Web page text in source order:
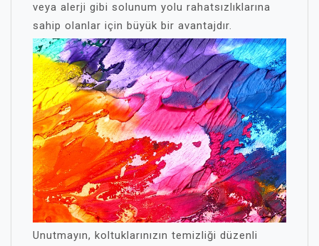
veya alerji gibi solunum yolu rahatsızlıklarına
sahip olanlar için büyük bir avantajdır.
Unutmayın, koltuklarınızın temizliği düzenli